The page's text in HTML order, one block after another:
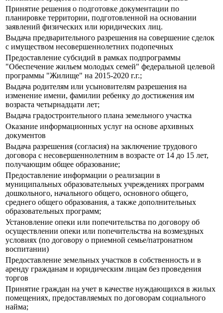
Принятие решения о подготовке документации по
планировке территории, подготовленной на основании
заявлений физических или юридических лиц.
Выдача предварительного разрешения на совершение сделок
с имуществом несовершеннолетних подопечных
Предоставление субсидий в рамках подпрограммы
"Обеспечение жильем молодых семей" федеральной целевой
программы "Жилище" на 2015-2020 г.г.;
Выдача родителям или усыновителям разрешения на
изменение имени, фамилии ребенку до достижения им
возраста четырнадцати лет;
Выдача градостроительного плана земельного участка
Оказание информационных услуг на основе архивных
документов
Выдача разрешения (согласия) на заключение трудового
договора с несовершеннолетним в возрасте от 14 до 15 лет,
получающим общее образование;
Предоставление информации о реализации в
муниципальных образовательных учреждениях программ
дошкольного, начального общего, основного общего,
среднего общего образования, а также дополнительных
образовательных программ;
Установление опеки или попечительства по договору об
осуществлении опеки или попечительства на возмездных
условиях (по договору о приемной семье/патронатном
воспитании)
Предоставление земельных участков в собственность и в
аренду гражданам и юридическим лицам без проведения
торгов
Принятие граждан на учет в качестве нуждающихся в жилых
помещениях, предоставляемых по договорам социального
найма;